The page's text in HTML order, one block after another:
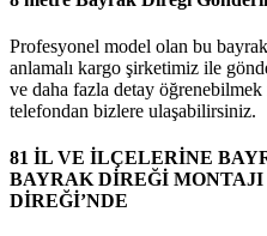
Profesyonel model olan bu
anlamalı kargo şirketimiz ile
ve daha fazla detay öğrenebilmek
telefondan bizlere ulaşabilirsiniz.
81 İL VE İLÇELERİNE
BAYRAK DİREĞİ
DİREĞİ’NDE